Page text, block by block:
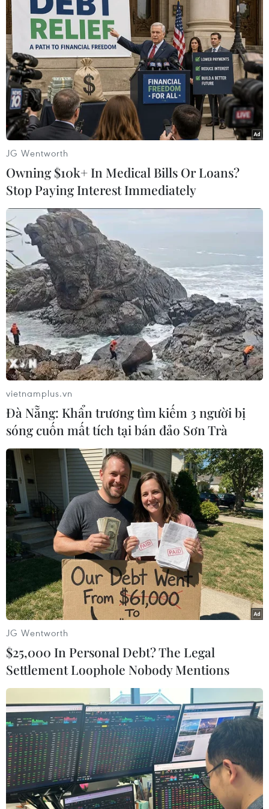
TIN LIÊN QUAN
Chạy thêm hàng trăm chuyến tàu phục vụ
khách đi lại trong dịp Hè
03/05/2019 10:18
Ngành đường sắt sẽ chạy thêm hàng trăm chuyến tàu
đồng thời duy trì áp dụng chương trình giảm giá vé tàu
cho nhiều đối tượng trong dịp cao điểm Hè.
Hỗ trợ giảm giá vé tàu cao tốc cho người
dân có hộ khẩu ở Cô Tô
15/05/2019 01:45
Mức giá vé tàu cao tốc là 200.000 đồng/vé đối với
người dân có hộ khẩu thường trú trên địa bàn huyện Cô
Tô từ ngày 27/4, thay vì mức giá 250.000 đồng/vé
đang áp dụng đối với khách du lịch.
JG Wentworth
Owning $10k+ In Medical Bills Or Loans?
Stop Paying Interest Immediately
vietnamplus.vn
Đà Nẵng: Khẩn trương tìm kiếm 3 người bị
sóng cuốn mất tích tại bán đảo Sơn Trà
JG Wentworth
$25,000 In Personal Debt? The Legal
Settlement Loophole Nobody Mentions